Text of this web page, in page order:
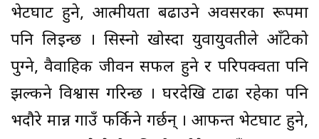
भेटघाट हुने, आत्मीयता बढाउने अवसरका रूपमा
पनि लिइन्छ । सिस्नो खोस्दा युवायुवतीले आँटेको
पुग्ने, वैवाहिक जीवन सफल हुने र परिपक्वता पनि
झल्कने विश्वास गरिन्छ । घरदेखि टाढा रहेका पनि
भदौरे मान्न गाउँ फर्किने गर्छन् । आफन्त भेटघाट हुने,